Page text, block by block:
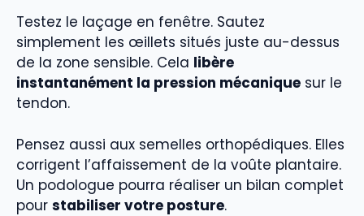
Testez le laçage en fenêtre. Sautez
simplement les œillets situés juste au-dessus
de la zone sensible. Cela libère
instantanément la pression mécanique sur le
tendon.
Pensez aussi aux semelles orthopédiques. Elles
corrigent l’affaissement de la voûte plantaire.
Un podologue pourra réaliser un bilan complet
pour stabiliser votre posture.